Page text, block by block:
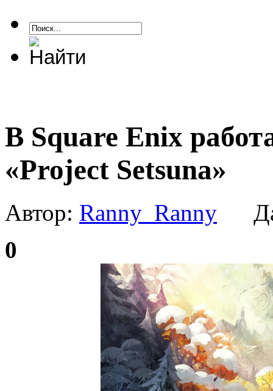
В Square Enix
«Project Setsuna»
Автор: Ranny_Ranny
0